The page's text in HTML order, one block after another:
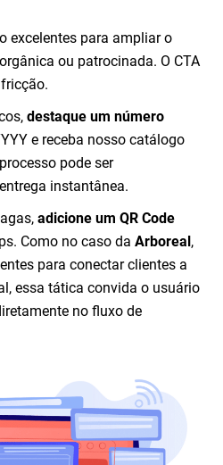
excelentes para ampliar o
ou patrocinada. O CTA
destaque um número
e receba nosso catálogo
pode ser
instantânea.
adicione um QR Code
Como no caso daArboreal,
para conectar clientes a
essa tática convida o usuário
no fluxo de